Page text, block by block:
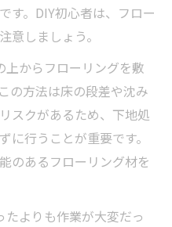
す。DIY初心者は、フロー
意しましょう。
上からフローリングを敷
の方法は床の段差や沈み
スクがあるため、下地処
に行うことが重要です。
のあるフローリング材を
よりも作業が大変だっ